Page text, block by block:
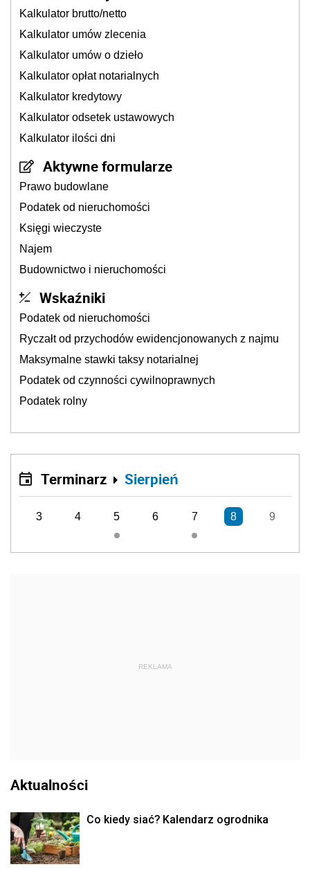
Kalkulator brutto/netto
Kalkulator umów zlecenia
Kalkulator umów o dzieło
Kalkulator opłat notarialnych
Kalkulator kredytowy
Kalkulator odsetek ustawowych
Kalkulator ilości dni
Aktywne formularze
Prawo budowlane
Podatek od nieruchomości
Księgi wieczyste
Najem
Budownictwo i nieruchomości
Wskaźniki
Podatek od nieruchomości
Ryczałt od przychodów ewidencjonowanych z najmu
Maksymalne stawki taksy notarialnej
Podatek od czynności cywilnoprawnych
Podatek rolny
Terminarz Sierpień
3 4 5 6 7 8 9
REKLAMA
Aktualności
Co kiedy siać? Kalendarz ogrodnika